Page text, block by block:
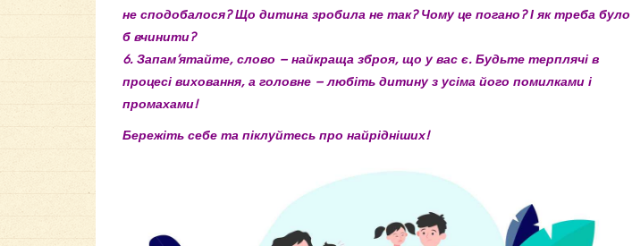
не сподобалося? Що дитина зробила не так? Чому це погано? І як треба було
б вчинити?
6. Запам’ятайте, слово – найкраща зброя, що у вас є. Будьте терплячі в
процесі виховання, а головне – любіть дитину з усіма його помилками і
промахами!
Бережіть себе та піклуйтесь про найрідніших!